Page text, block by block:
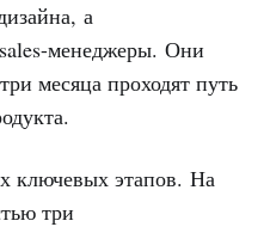
а
менеджеры. Они
месяца проходят путь
ключевых этапов. На
три